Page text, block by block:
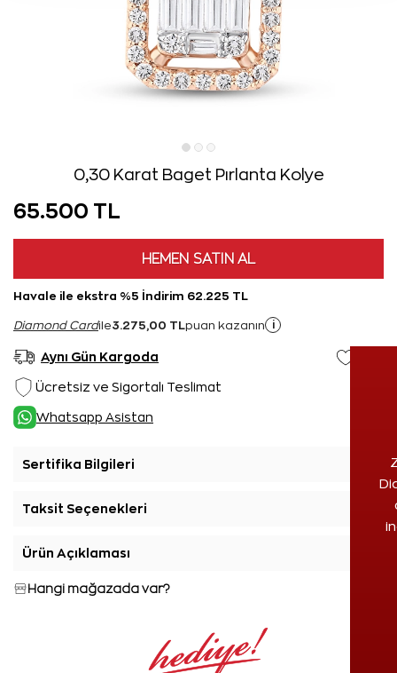
0,30 Karat Baget Pırlanta Kolye
65.500 TL
HEMEN SATIN AL
Havale ile ekstra %5 İndirim 62.225 TL
Diamond Cardile3.275,00 TL puan kazanın i
Aynı Gün Kargoda
Ücretsiz ve Sigortalı Teslimat
Whatsapp Asistan
Sertifika Bilgileri
Taksit Seçenekleri
Ürün Açıklaması
Hangi mağazada var?